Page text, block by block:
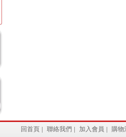
回首頁 | 聯絡我們 | 加入會員 | 購物